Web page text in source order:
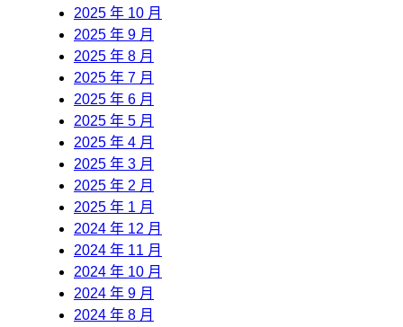
2025 年 10 月
2025 年 9 月
2025 年 8 月
2025 年 7 月
2025 年 6 月
2025 年 5 月
2025 年 4 月
2025 年 3 月
2025 年 2 月
2025 年 1 月
2024 年 12 月
2024 年 11 月
2024 年 10 月
2024 年 9 月
2024 年 8 月